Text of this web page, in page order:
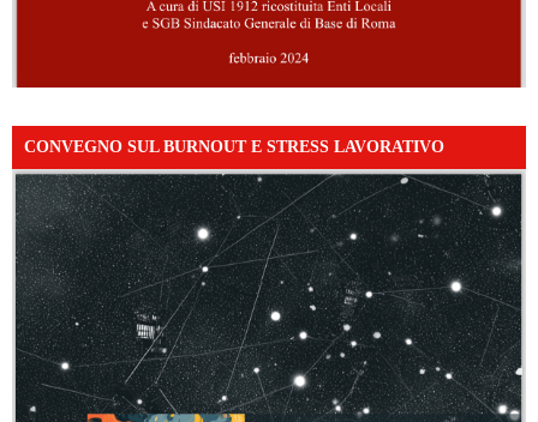
CONVEGNO SUL BURNOUT E STRESS LAVORATIVO